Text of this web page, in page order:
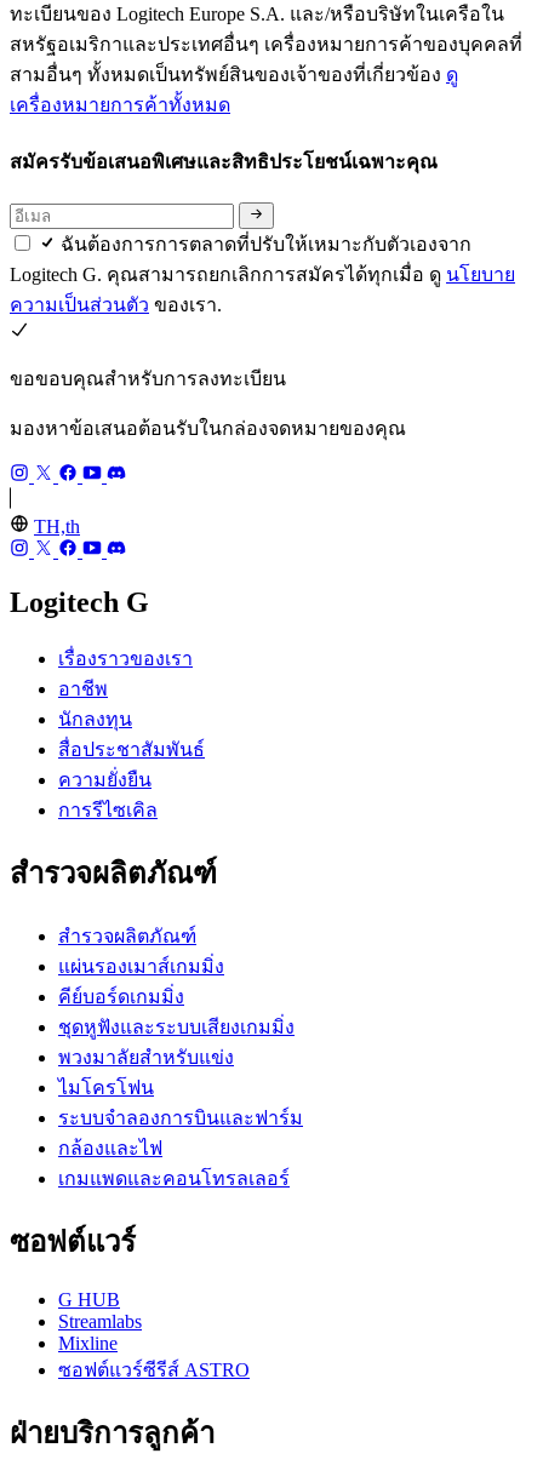
ทะเบียนของ Logitech Europe S.A. และ/หรือบริษัทในเครือใน
สหรัฐอเมริกาและประเทศอื่นๆ เครื่องหมายการค้าของบุคคลที่
สามอื่นๆ ทั้งหมดเป็นทรัพย์สินของเจ้าของที่เกี่ยวข้อง ดู
เครื่องหมายการค้าทั้งหมด
สมัครรับข้อเสนอพิเศษและสิทธิประโยชน์เฉพาะคุณ
ฉันต้องการการตลาดที่ปรับให้เหมาะกับตัวเองจาก
Logitech G. คุณสามารถยกเลิกการสมัครได้ทุกเมื่อ ดู นโยบาย
ความเป็นส่วนตัว ของเรา.
ขอขอบคุณสำหรับการลงทะเบียน
มองหาข้อเสนอต้อนรับในกล่องจดหมายของคุณ
TH,th
Logitech G
เรื่องราวของเรา
อาชีพ
นักลงทุน
สื่อประชาสัมพันธ์
ความยั่งยืน
การรีไซเคิล
สำรวจผลิตภัณฑ์
สำรวจผลิตภัณฑ์
แผ่นรองเมาส์เกมมิ่ง
คีย์บอร์ดเกมมิ่ง
ชุดหูฟังและระบบเสียงเกมมิ่ง
พวงมาลัยสำหรับแข่ง
ไมโครโฟน
ระบบจำลองการบินและฟาร์ม
กล้องและไฟ
เกมแพดและคอนโทรลเลอร์
ซอฟต์แวร์
G HUB
Streamlabs
Mixline
ซอฟต์แวร์ซีรีส์ ASTRO
ฝ่ายบริการลูกค้า